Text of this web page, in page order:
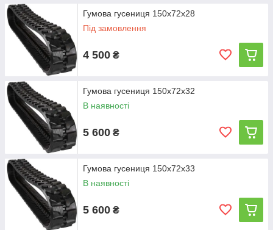
Гумова гусениця 150х72х28
Під замовлення
4 500 ₴
Гумова гусениця 150х72х32
В наявності
5 600 ₴
Гумова гусениця 150х72х33
В наявності
5 600 ₴